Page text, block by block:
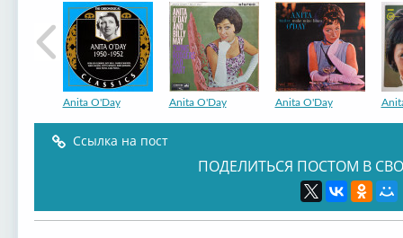
Anita O'Day Anita O'Day Anita O'Day
Ссылка на пост
ПОДЕЛИТЬСЯ ПОСТОМ В